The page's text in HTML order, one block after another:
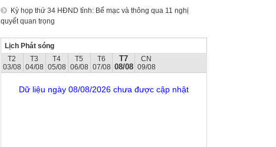
Kỳ họp thứ 34 HĐND tỉnh: Bế mạc và thông qua 11 nghị
quyết quan trọng
Lịch Phát sóng
T2
03/08
T3
04/08
T4
05/08
T5
06/08
T6
07/08
T7
08/08
CN
09/08
Dữ liệu ngày 08/08/2026 chưa được cập nhật